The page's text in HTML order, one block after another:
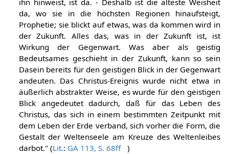
ihn hinweist, ist da. - Deshalb ist die älteste Weisheit
da, wo sie in die höchsten Regionen hinaufsteigt,
Prophetie; sie blickt auf etwas, was da kommen wird in
der Zukunft. Alles das, was in der Zukunft ist, ist
Wirkung der Gegenwart. Was aber als geistig
Bedeutsames geschieht in der Zukunft, kann so sein
Dasein bereits für den geistigen Blick in der Gegenwart
andeuten. Das Christus-Ereignis wurde nicht etwa in
äußerlich abstrakter Weise, es wurde für den geistigen
Blick angedeutet dadurch, daß für das Leben des
Christus, das sich in einem bestimmten Zeitpunkt mit
dem Leben der Erde verband, sich vorher die Form, die
Gestalt der Weltenseele am Kreuze des Weltenleibes
darbot." (Lit.: GA 113, S. 68ff )